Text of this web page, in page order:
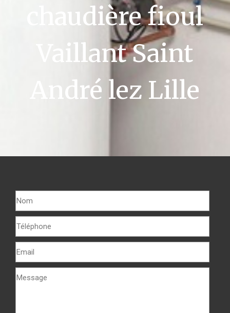
chaudière fioul
Vaillant Saint
André lez Lille